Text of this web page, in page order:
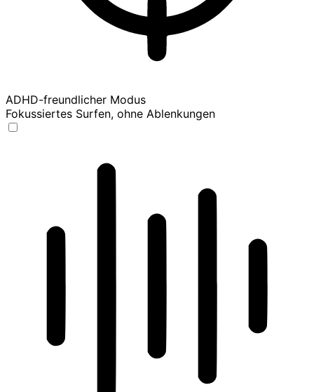
ADHD-freundlicher Modus
Fokussiertes Surfen, ohne Ablenkungen